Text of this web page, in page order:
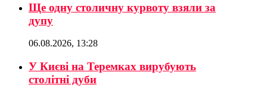
Ще одну столичну курвоту взяли за
дупу
06.08.2026, 13:28
У Києві на Теремках вирубують
столітні дуби